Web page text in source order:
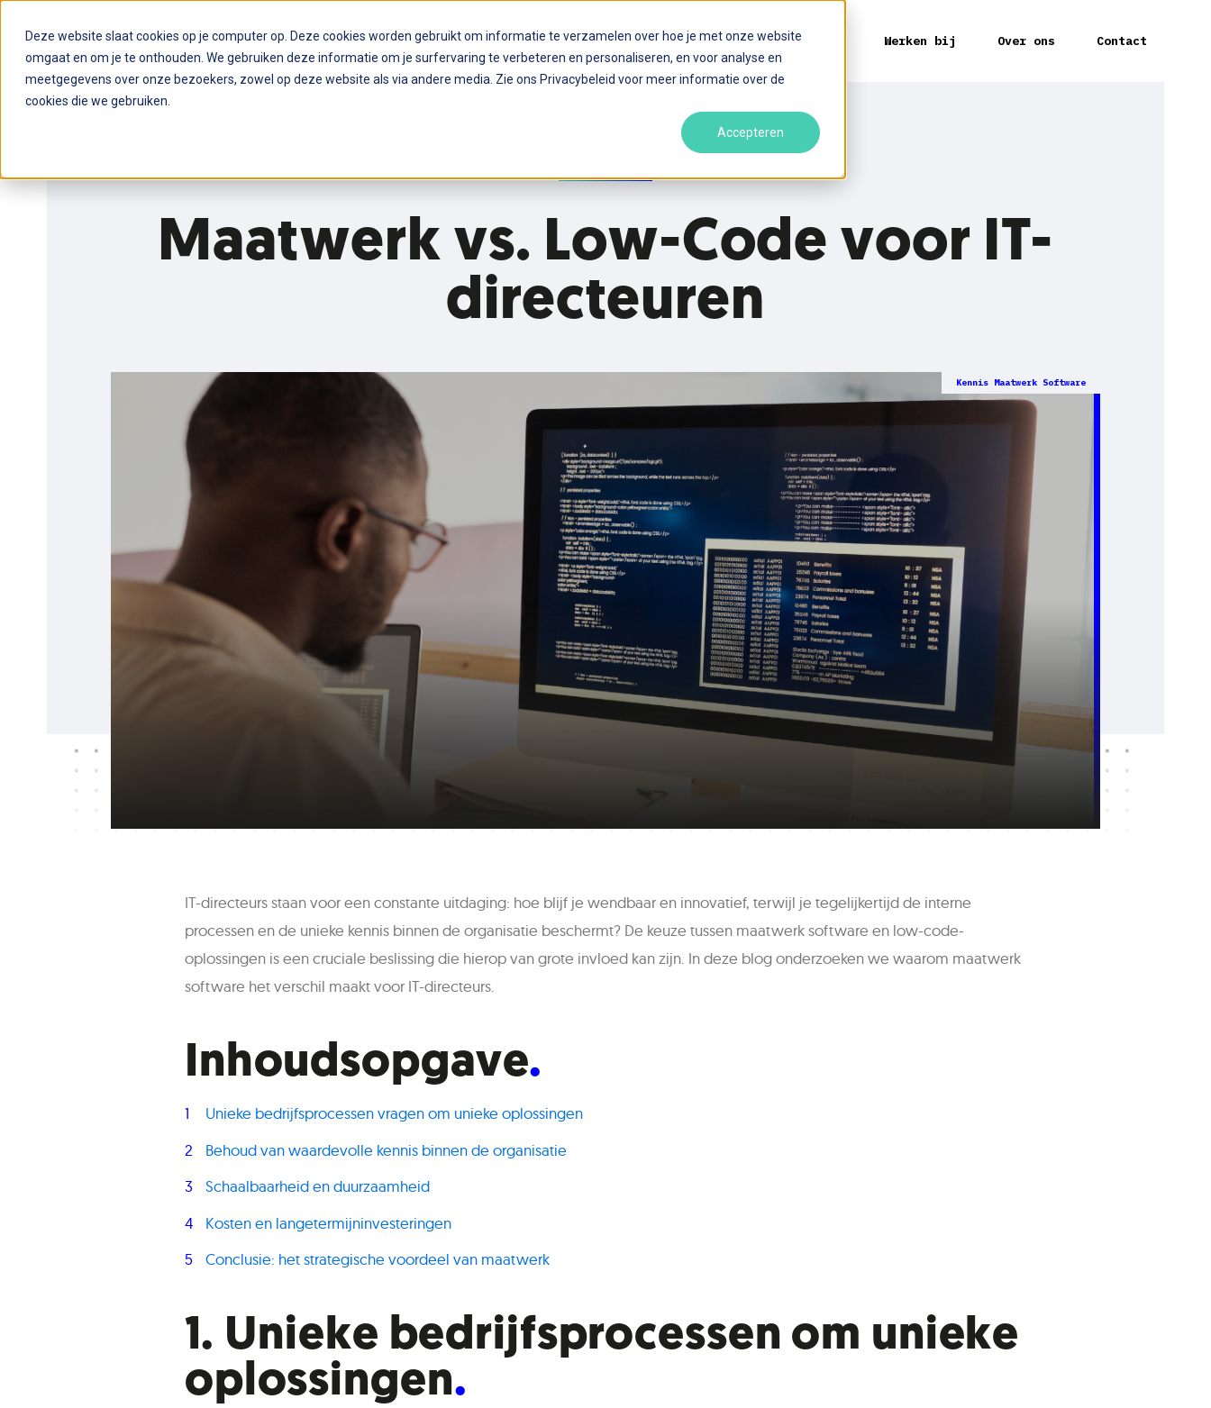
Deze website slaat cookies op je computer op. Deze cookies worden gebruikt om informatie te verzamelen over hoe je met onze website
omgaat en om je te onthouden. We gebruiken deze informatie om je surfervaring te verbeteren en personaliseren, en voor analyse en
meetgegevens over onze bezoekers, zowel op deze website als via andere media. Zie ons Privacybeleid voor meer informatie over de
cookies die we gebruiken.
Accepteren
Home Diensten[ ] Nieuws Werken bij Over ons Contact
Home Insights
Maatwerk vs. Low-Code voor IT-
directeuren
Kennis Maatwerk Software
IT-directeurs staan voor een constante uitdaging: hoe blijf je wendbaar en innovatief, terwijl je tegelijkertijd de interne
processen en de unieke kennis binnen de organisatie beschermt? De keuze tussen maatwerk software en low-code-
oplossingen is een cruciale beslissing die hierop van grote invloed kan zijn. In deze blog onderzoeken we waarom maatwerk
software het verschil maakt voor IT-directeurs.
Inhoudsopgave
Unieke bedrijfsprocessen vragen om unieke oplossingen
Behoud van waardevolle kennis binnen de organisatie
Schaalbaarheid en duurzaamheid
Kosten en langetermijninvesteringen
Conclusie: het strategische voordeel van maatwerk
1. Unieke bedrijfsprocessen om unieke
oplossingen